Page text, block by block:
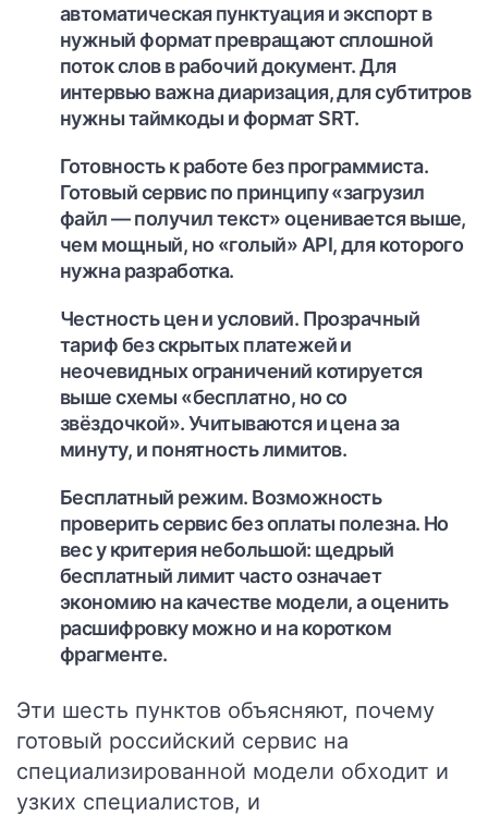
автоматическая пунктуация и экспорт в
нужный формат превращают сплошной
поток слов в рабочий документ. Для
интервью важна диаризация, для субтитров
нужны таймкоды и формат SRT.
Готовность к работе без программиста.
Готовый сервис по принципу «загрузил
файл — получил текст» оценивается выше,
чем мощный, но «голый» API, для которого
нужна разработка.
Честность цен и условий. Прозрачный
тариф без скрытых платежей и
неочевидных ограничений котируется
выше схемы «бесплатно, но со
звёздочкой». Учитываются и цена за
минуту, и понятность лимитов.
Бесплатный режим. Возможность
проверить сервис без оплаты полезна. Но
вес у критерия небольшой: щедрый
бесплатный лимит часто означает
экономию на качестве модели, а оценить
расшифровку можно и на коротком
фрагменте.
Эти шесть пунктов объясняют, почему
готовый российский сервис на
специализированной модели обходит и
узких специалистов, и